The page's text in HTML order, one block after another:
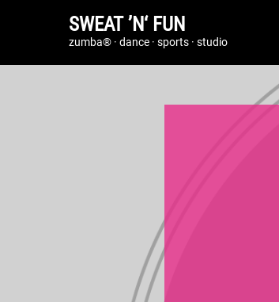
SWEAT ’N‘ FUN
zumba® · dance · sports · studio